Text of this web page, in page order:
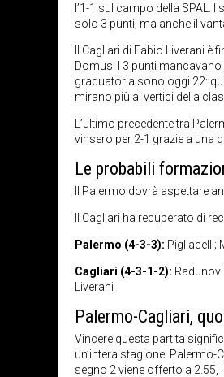
l’1-1 sul campo della SPAL.
solo 3 punti, ma anche il
Il Cagliari di Fabio Liverani è
Domus. I 3 punti
graduatoria sono oggi 22:
mirano più ai vertici della
L’ultimo precedente tra
vinsero per 2-1 grazie a una
Le probabili
Il Palermo dovrà aspettare
Il Cagliari ha recuperato di
Palermo (4-3-3): Pigliacelli;
Cagliari (4-3-1-2):
Liverani
Palermo-Cagliari,
Vincere questa partita
un’intera stagione.
segno 2 viene offerto a 2.55,